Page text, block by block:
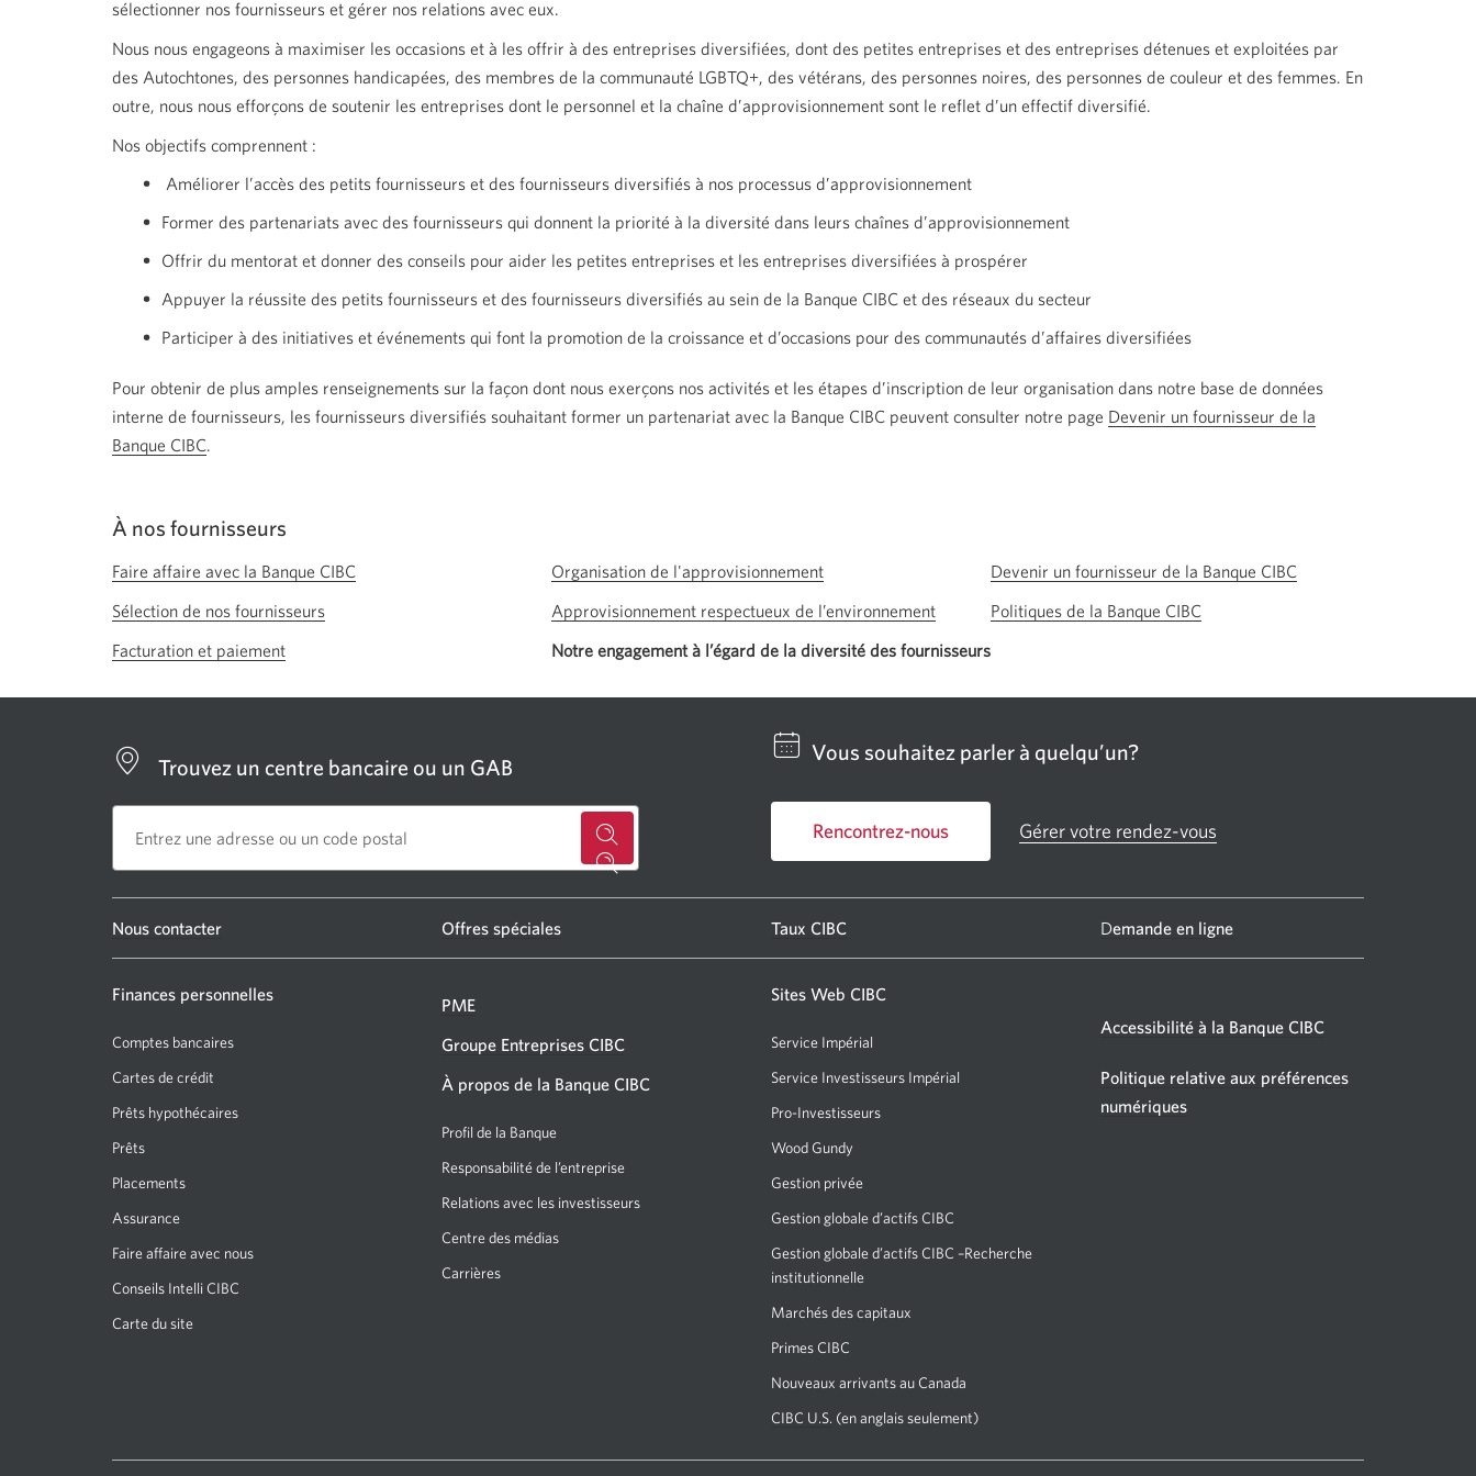
sélectionner nos fournisseurs et gérer nos relations avec eux.
Nous nous engageons à maximiser les occasions et à les offrir à des entreprises diversifiées, dont des petites entreprises et des entreprises détenues et exploitées par
des Autochtones, des personnes handicapées, des membres de la communauté LGBTQ+, des vétérans, des personnes noires, des personnes de couleur et des femmes. En
outre, nous nous efforçons de soutenir les entreprises dont le personnel et la chaîne d’approvisionnement sont le reflet d’un effectif diversifié.
Nos objectifs comprennent :
Améliorer l’accès des petits fournisseurs et des fournisseurs diversifiés à nos processus d’approvisionnement
Former des partenariats avec des fournisseurs qui donnent la priorité à la diversité dans leurs chaînes d’approvisionnement
Offrir du mentorat et donner des conseils pour aider les petites entreprises et les entreprises diversifiées à prospérer
Appuyer la réussite des petits fournisseurs et des fournisseurs diversifiés au sein de la Banque CIBC et des réseaux du secteur
Participer à des initiatives et événements qui font la promotion de la croissance et d’occasions pour des communautés d’affaires diversifiées
Pour obtenir de plus amples renseignements sur la façon dont nous exerçons nos activités et les étapes d’inscription de leur organisation dans notre base de données
interne de fournisseurs, les fournisseurs diversifiés souhaitant former un partenariat avec la Banque CIBC peuvent consulter notre page Devenir un fournisseur de la
Banque CIBC.
À nos fournisseurs
Faire affaire avec la Banque CIBC Organisation de l'approvisionnement
Devenir un fournisseur de la Banque CIBC
Sélection de nos fournisseurs
Approvisionnement respectueux de l’environnement
Politiques de la Banque CIBC
Facturation et paiement
Notre engagement à l’égard de la diversité des fournisseurs
Trouvez un centre bancaire ou un GAB
Chercher
un
bancaire
GAB
CIBC.
fenêtre
s'affichera
Vous souhaitez parler à quelqu’un?
Rencontrez-nous
nouvelle
fenêtre
s'affichera.
Gérer votre rendez-vous
Nous contacter
nouvelle
s’affichera.
Offres spéciales Taux CIBC Demande en ligne
Finances personnelles
Comptes bancaires
Cartes de crédit
Prêts hypothécaires
Prêts
Placements
Assurance
Faire affaire avec nous
Conseils Intelli CIBC
Carte du site
PME
Groupe Entreprises CIBC
À propos de la Banque CIBC
Profil de la Banque
Responsabilité de l’entreprise
Relations avec les investisseurs
Centre des médias
Carrières
Sites Web CIBC
Service Impérial
Service Investisseurs Impérial
Pro-Investisseurs
Wood Gundy
s’affichera.
Gestion privée
Gestion globale d’actifs CIBC
Gestion globale d’actifs CIBC –Recherche
institutionnelle
Marchés des capitaux
s’affichera.
Primes CIBC
s'affichera.
Nouveaux arrivants au Canada
CIBC U.S. En
seulement.
(en anglais seulement)
seulement.
Accessibilité à la Banque CIBC
Politique relative aux préférences
numériques